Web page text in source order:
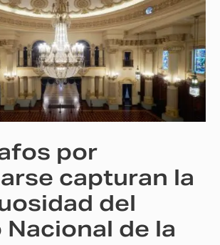
por
capturan la
del
Nacional de la